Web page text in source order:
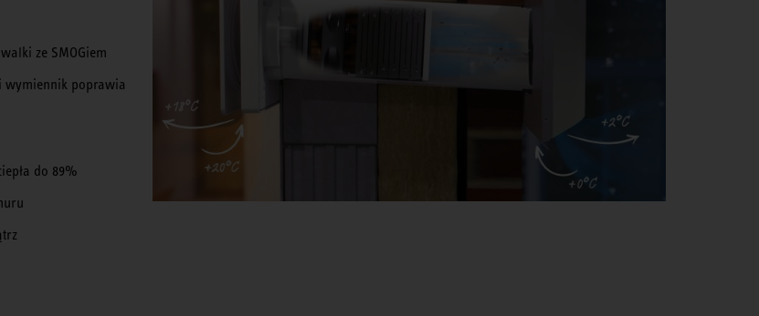
ze SMOGiem
wymiennik poprawia
do 89%